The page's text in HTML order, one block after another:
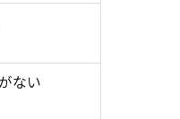
ない